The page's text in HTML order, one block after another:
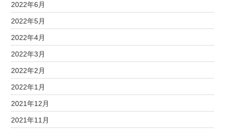
2022年6月
2022年5月
2022年4月
2022年3月
2022年2月
2022年1月
2021年12月
2021年11月